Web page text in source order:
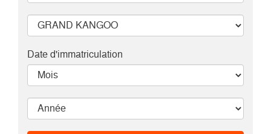
Date d'immatriculation